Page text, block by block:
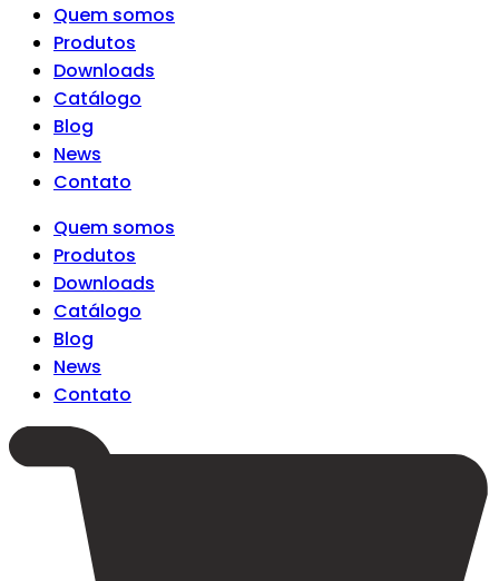
Quem somos
Produtos
Downloads
Catálogo
Blog
News
Contato
Quem somos
Produtos
Downloads
Catálogo
Blog
News
Contato